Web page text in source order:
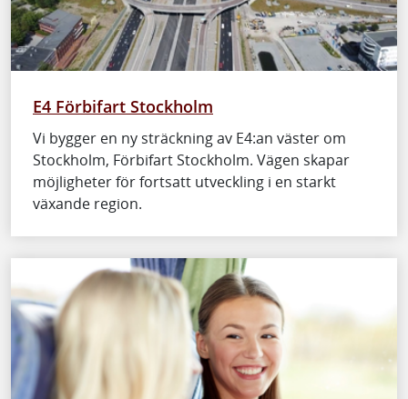
E4 Förbifart Stockholm
Vi bygger en ny sträckning av E4:an väster om
Stockholm, Förbifart Stockholm. Vägen skapar
möjligheter för fortsatt utveckling i en starkt
växande region.